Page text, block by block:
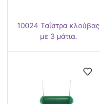
10024 Ταΐστρα κλούβας
με 3 μάτια.